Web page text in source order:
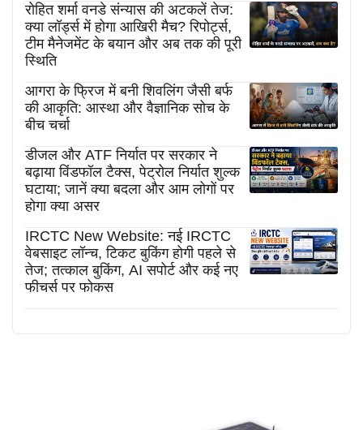
रोहित शर्मा वनडे संन्यास की अटकलें तेज:
क्या लॉर्ड्स में होगा आखिरी मैच? रिपोर्ट्स,
टीम मैनेजमेंट के बयान और अब तक की पूरी
स्थिति
आगरा के फ्रिज में बनी शिवलिंग जैसी बर्फ
की आकृति: आस्था और वैज्ञानिक सोच के
बीच चर्चा
डीजल और ATF निर्यात पर सरकार ने
बढ़ाया विंडफॉल टैक्स, पेट्रोल निर्यात शुल्क
घटाया; जानें क्या बदला और आम लोगों पर
होगा क्या असर
IRCTC New Website: नई IRCTC
वेबसाइट लॉन्च, टिकट बुकिंग होगी पहले से
तेज; तत्काल बुकिंग, AI सपोर्ट और कई नए
फीचर्स पर फोकस